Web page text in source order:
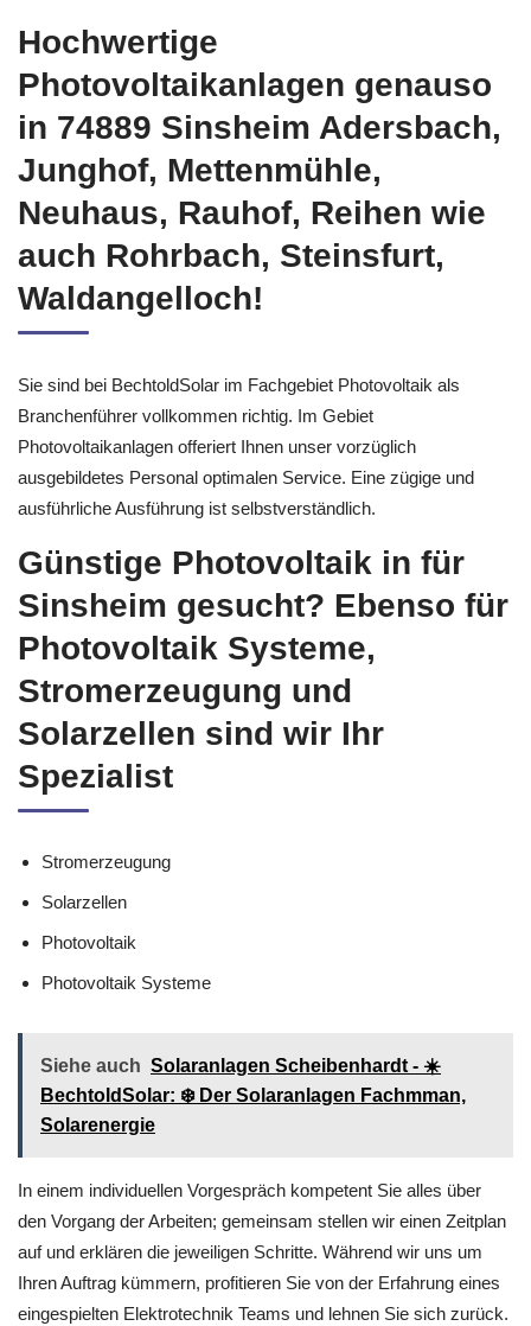
Hochwertige
Photovoltaikanlagen genauso
in 74889 Sinsheim Adersbach,
Junghof, Mettenmühle,
Neuhaus, Rauhof, Reihen wie
auch Rohrbach, Steinsfurt,
Waldangelloch!
Sie sind bei BechtoldSolar im Fachgebiet Photovoltaik als
Branchenführer vollkommen richtig. Im Gebiet
Photovoltaikanlagen offeriert Ihnen unser vorzüglich
ausgebildetes Personal optimalen Service. Eine zügige und
ausführliche Ausführung ist selbstverständlich.
Günstige Photovoltaik in für
Sinsheim gesucht? Ebenso für
Photovoltaik Systeme,
Stromerzeugung und
Solarzellen sind wir Ihr
Spezialist
Stromerzeugung
Solarzellen
Photovoltaik
Photovoltaik Systeme
Siehe auch Solaranlagen Scheibenhardt - ☀️
BechtoldSolar: ❄️ Der Solaranlagen Fachmman,
Solarenergie
In einem individuellen Vorgespräch kompetent Sie alles über
den Vorgang der Arbeiten; gemeinsam stellen wir einen Zeitplan
auf und erklären die jeweiligen Schritte. Während wir uns um
Ihren Auftrag kümmern, profitieren Sie von der Erfahrung eines
eingespielten Elektrotechnik Teams und lehnen Sie sich zurück.